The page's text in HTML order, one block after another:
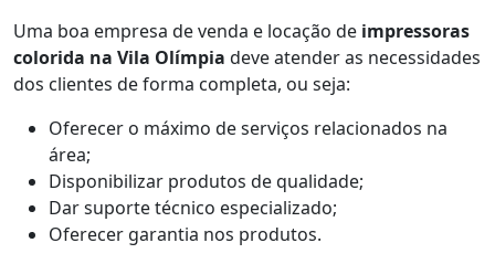
Uma boa empresa de venda e locação de impressoras
colorida na Vila Olímpia deve atender as necessidades
dos clientes de forma completa, ou seja:
Oferecer o máximo de serviços relacionados na
área;
Disponibilizar produtos de qualidade;
Dar suporte técnico especializado;
Oferecer garantia nos produtos.